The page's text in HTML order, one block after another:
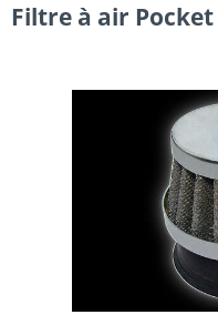
Filtre à air